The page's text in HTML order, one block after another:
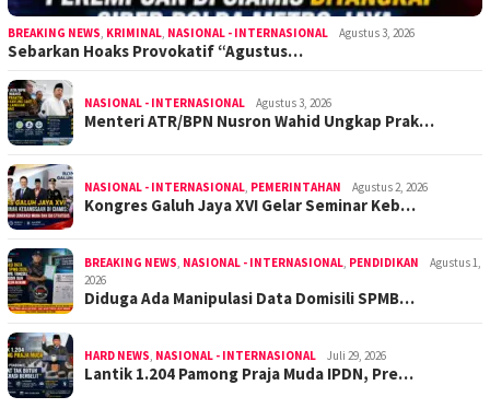
BREAKING NEWS, KRIMINAL, NASIONAL - INTERNASIONAL Agustus 3, 2026
Sebarkan Hoaks Provokatif “Agustus…
NASIONAL - INTERNASIONAL Agustus 3, 2026
Menteri ATR/BPN Nusron Wahid Ungkap Prak…
NASIONAL - INTERNASIONAL, PEMERINTAHAN Agustus 2, 2026
Kongres Galuh Jaya XVI Gelar Seminar Keb…
BREAKING NEWS, NASIONAL - INTERNASIONAL, PENDIDIKAN
Agustus 1,
2026
Diduga Ada Manipulasi Data Domisili SPMB…
HARD NEWS, NASIONAL - INTERNASIONAL Juli 29, 2026
Lantik 1.204 Pamong Praja Muda IPDN, Pre…